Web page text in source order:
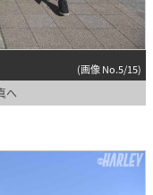
(画像 No.5/15)
へ